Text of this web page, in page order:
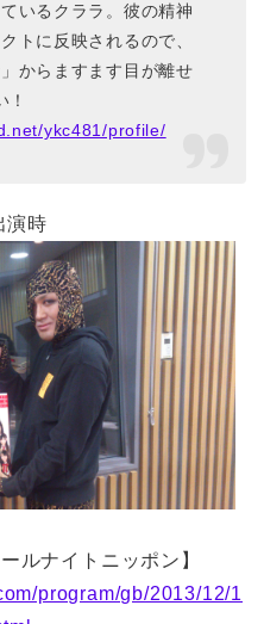
いるクララ。彼の精神
トに反映されるので、
からますます目が離せ
！
ykc481/profile/
演時
ルナイトニッポン】
program/gb/2013/12/1